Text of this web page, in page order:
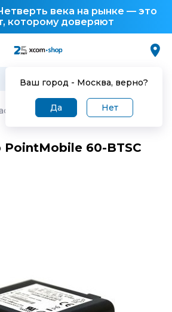
века на рынке — это
которому доверяют
Ваш город - Москва, верно?
Да Нет
для торгового оборудования
PointMobile 60-BTSC